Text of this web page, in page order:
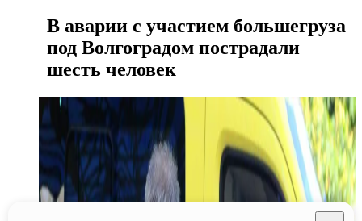
В аварии с участием большегруза
под Волгоградом пострадали
шесть человек